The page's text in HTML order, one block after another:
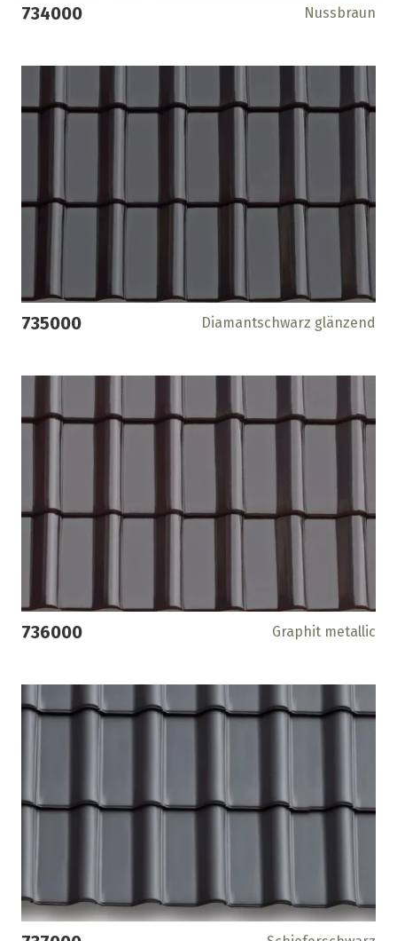
734000 Nussbraun
735000 Diamantschwarz glänzend
736000 Graphit metallic